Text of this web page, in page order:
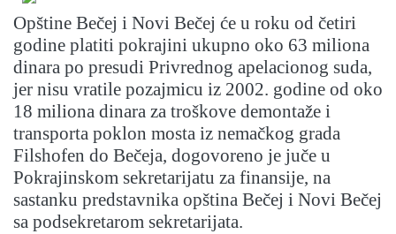
Opštine Bečej i Novi Bečej će u roku od četiri
godine platiti pokrajini ukupno oko 63 miliona
dinara po presudi Privrednog apelacionog suda,
jer nisu vratile pozajmicu iz 2002. godine od oko
18 miliona dinara za troškove demontaže i
transporta poklon mosta iz nemačkog grada
Filshofen do Bečeja, dogovoreno je juče u
Pokrajinskom sekretarijatu za finansije, na
sastanku predstavnika opština Bečej i Novi Bečej
sa podsekretarom sekretarijata.